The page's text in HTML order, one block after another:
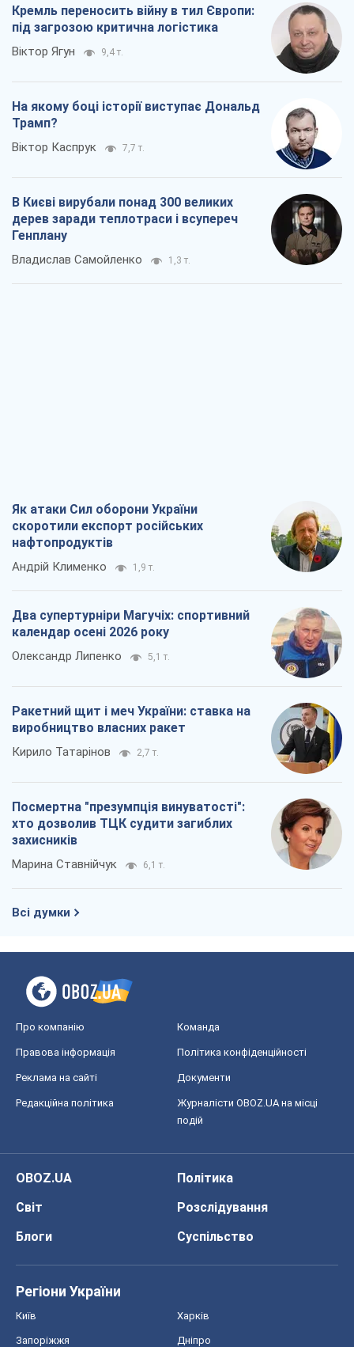
Кремль переносить війну в тил Європи:
під загрозою критична логістика
Віктор Ягун 9,4 т.
На якому боці історії виступає Дональд
Трамп?
Віктор Каспрук 7,7 т.
В Києві вирубали понад 300 великих
дерев заради теплотраси і всупереч
Генплану
Владислав Самойленко 1,3 т.
Як атаки Сил оборони України
скоротили експорт російських
нафтопродуктів
Андрій Клименко 1,9 т.
Два супертурніри Магучіх: спортивний
календар осені 2026 року
Олександр Липенко 5,1 т.
Ракетний щит і меч України: ставка на
виробництво власних ракет
Кирило Татарінов 2,7 т.
Посмертна "презумпція винуватості":
хто дозволив ТЦК судити загиблих
захисників
Марина Ставнійчук 6,1 т.
Всі думки
Про компанію Команда
Правова інформація Політика конфіденційності
Реклама на сайті Документи
Редакційна політика
Журналісти OBOZ.UA на місці
подій
OBOZ.UA
Політика
Світ
Розслідування
Блоги
Суспільство
Регіони України
Київ Харків
Запоріжжя Дніпро